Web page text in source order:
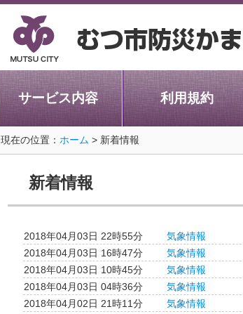
サービス内容 利用規約
現在の位置： ホーム > 新着情報
新着情報
2018年04月03日 22時55分
気象情報
2018年04月03日 16時47分
気象情報
2018年04月03日 10時45分
気象情報
2018年04月03日 04時36分
気象情報
2018年04月02日 21時11分
気象情報